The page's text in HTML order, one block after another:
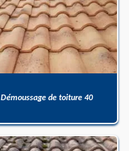
Démoussage de toiture 40